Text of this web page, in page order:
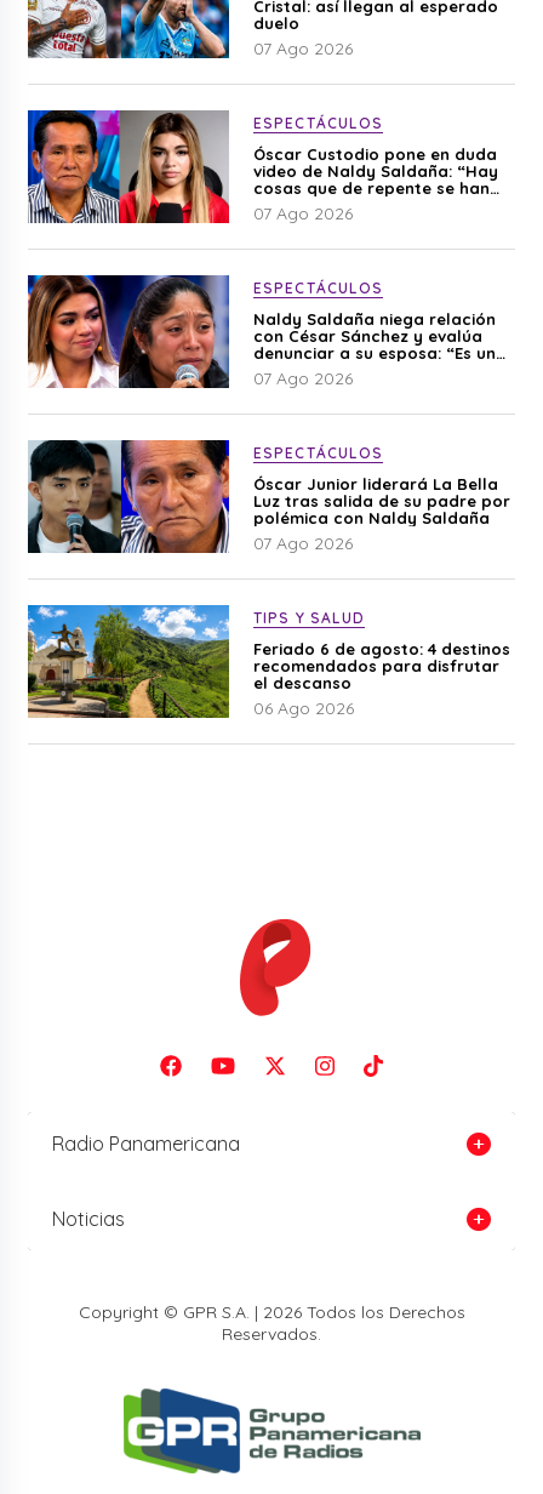
Cristal: así llegan al esperado
duelo
07 Ago 2026
ESPECTÁCULOS
Óscar Custodio pone en duda
video de Naldy Saldaña: “Hay
cosas que de repente se han
editado”
07 Ago 2026
ESPECTÁCULOS
Naldy Saldaña niega relación
con César Sánchez y evalúa
denunciar a su esposa: “Es una
difamación”
07 Ago 2026
ESPECTÁCULOS
Óscar Junior liderará La Bella
Luz tras salida de su padre por
polémica con Naldy Saldaña
07 Ago 2026
TIPS Y SALUD
Feriado 6 de agosto: 4 destinos
recomendados para disfrutar
el descanso
06 Ago 2026
Radio Panamericana
Noticias
Copyright © GPR S.A. | 2026 Todos los Derechos
Reservados.